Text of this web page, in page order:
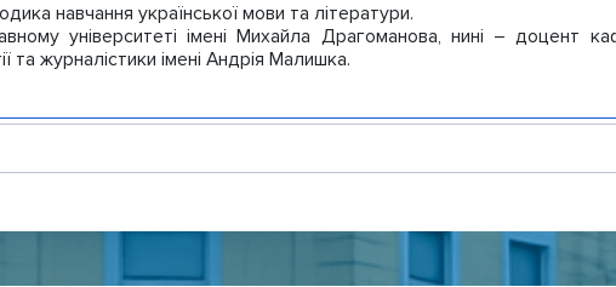
навчання української мови та літератури.
університеті імені Михайла Драгоманова, нині – доцент
та журналістики імені Андрія Малишка.